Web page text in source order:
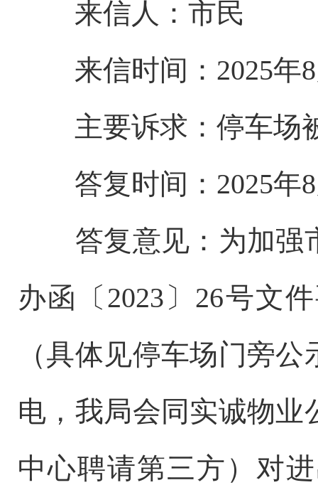
来信人：市民
来信时间：2025年8
主要诉求 ： 停车场
答复时间：2025年8
答复意见： 为加强
办函〔2023〕26号文
（具体见停车场门旁
电，我局会同实诚物
中心聘请第三方）对